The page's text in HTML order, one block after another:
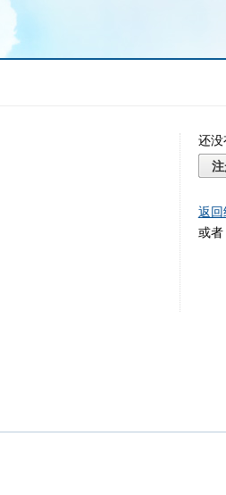
还没
返回
或者